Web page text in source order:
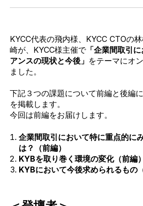
KYCC代表の飛内様、KYCC CTOの
崎が、KYCC様主催で「企業間取引
アンスの現状と今後」 をテーマにオ
ました。
下記３つの課題について前編と後編
を掲載します。
今回は前編をお届けします。
企業間取引において特に重点的に
は？（前編）
KYBを取り巻く環境の変化（前編）
KYBにおいて今後求められるもの